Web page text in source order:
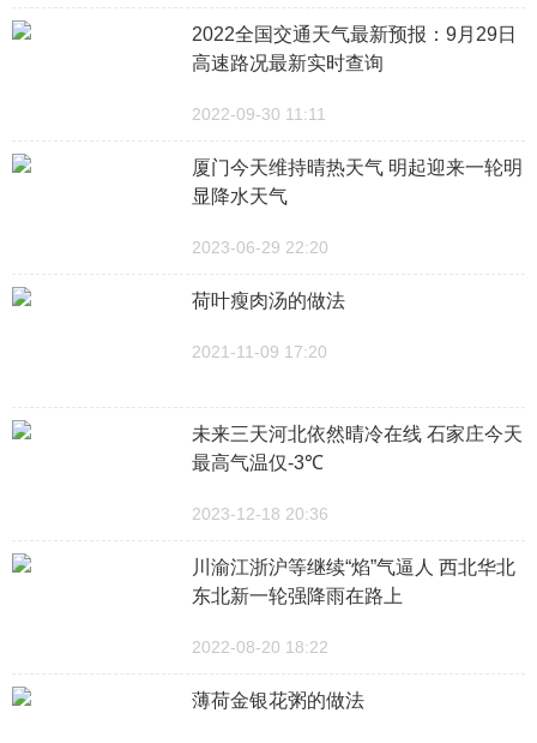
2022全国交通天气最新预报：9月29日
高速路况最新实时查询
2022-09-30 11:11
厦门今天维持晴热天气 明起迎来一轮明
显降水天气
2023-06-29 22:20
荷叶瘦肉汤的做法
2021-11-09 17:20
未来三天河北依然晴冷在线 石家庄今天
最高气温仅-3℃
2023-12-18 20:36
川渝江浙沪等继续“焰”气逼人 西北华北
东北新一轮强降雨在路上
2022-08-20 18:22
薄荷金银花粥的做法